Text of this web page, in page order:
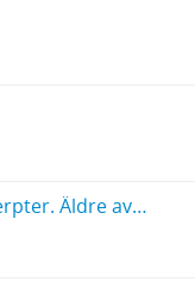
Bohemanska papper. [Diverse excerpter. Äldre avskrifter och originalhandlingar från början av 1800-talet rörande bl.a. hovsekreteraren Carl Adolf Boheman (1764-1831)]